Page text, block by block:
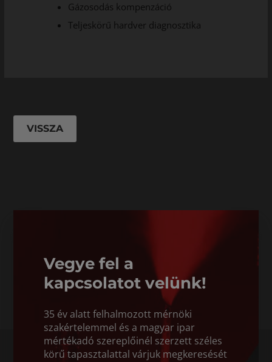
Gázosodás kompenzáció
Teljeskörű hardver diagnosztika
VISSZA
Vegye fel a
kapcsolatot velünk!
35 év alatt felhalmozott mérnöki
szakértelemmel és a magyar ipar
mértékadó szereplőinél szerzett széles
körű tapasztalattal várjuk megkeresését